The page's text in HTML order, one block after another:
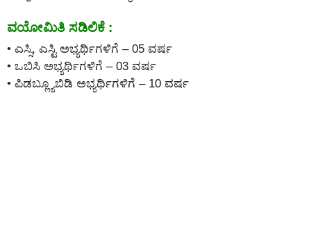
ವಯೋಮಿತಿ ಸಡಿಲಿಕೆ :
• ಎಸ್ಸಿ, ಎಸ್ಟಿ ಅಭ್ಯರ್ಥಿಗಳಿಗೆ – 05 ವರ್ಷ
• ಒಬಿಸಿ ಅಭ್ಯರ್ಥಿಗಳಿಗೆ – 03 ವರ್ಷ
• ಪಿಡಬ್ಲ್ಯೂಬಿಡಿ ಅಭ್ಯರ್ಥಿಗಳಿಗೆ – 10 ವರ್ಷ